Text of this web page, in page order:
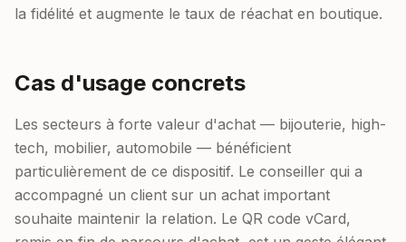
la fidélité et augmente le taux de réachat en boutique.
Cas d'usage concrets
Les secteurs à forte valeur d'achat — bijouterie, high-
tech, mobilier, automobile — bénéficient
particulièrement de ce dispositif. Le conseiller qui a
accompagné un client sur un achat important
souhaite maintenir la relation. Le QR code vCard,